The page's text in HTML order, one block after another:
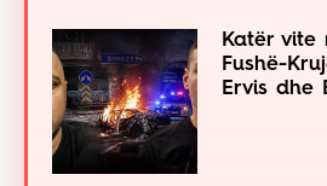
Katër vite
Fushë-
Ervis dhe